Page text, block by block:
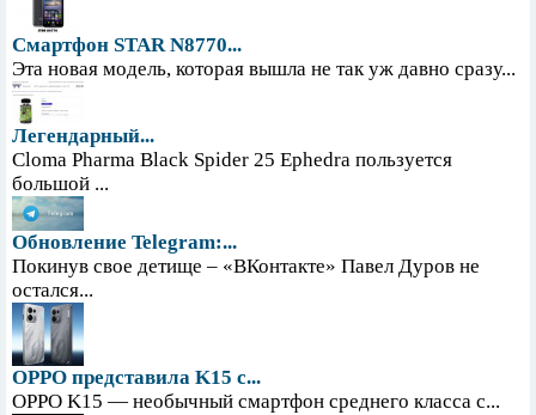
Смартфон STAR N8770...
Эта новая модель, которая вышла не так уж давно сразу...
Легендарный...
Cloma Pharma Black Spider 25 Ephedra пользуется
большой ...
Обновление Telegram:...
Покинув свое детище – «ВКонтакте» Павел Дуров не
остался...
OPPO представила K15 с...
OPPO K15 — необычный смартфон среднего класса с...